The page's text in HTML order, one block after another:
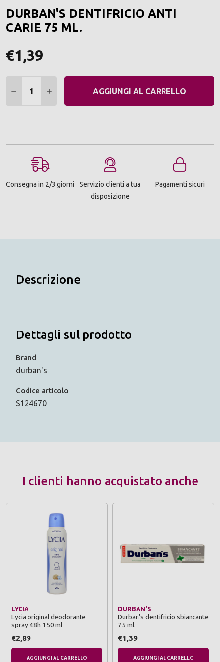
DURBAN'S DENTIFRICIO ANTI
CARIE 75 ML.
€1,39
DIMINUIRE QUANTITÀ:
AUMENTARE QUANTITÀ:
AGGIUNGI AL CARRELLO
Consegna in 2/3 giorni
Servizio clienti a tua
disposizione
Pagamenti sicuri
Descrizione
Dettagli sul prodotto
Brand
durban's
Codice articolo
S124670
I clienti hanno acquistato anche
LYCIA
Lycia original deodorante
spray 48h 150 ml
€2,89
AGGIUNGI AL CARRELLO
DURBAN'S
Durban's dentifricio sbiancante
75 ml.
€1,39
AGGIUNGI AL CARRELLO